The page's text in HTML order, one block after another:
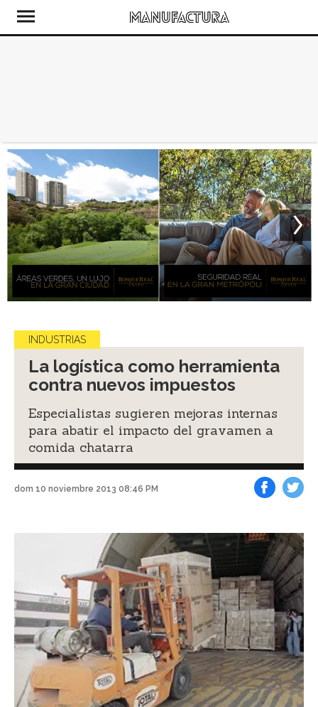
INDUSTRIAS
La logística como herramienta
contra nuevos impuestos
Especialistas sugieren mejoras internas
para abatir el impacto del gravamen a
comida chatarra
dom 10 noviembre 2013 08:46 PM